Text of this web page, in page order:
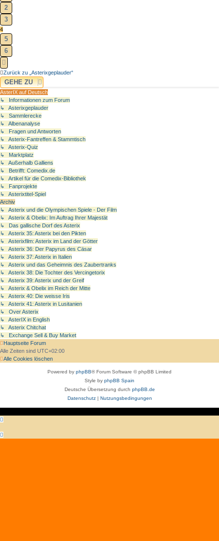
2
3
4
5
6
Zurück zu „Asterixgeplauder“
GEHE ZU
AsterIX auf Deutsch
↳ Informationen zum Forum
↳ Asterixgeplauder
↳ Sammlerecke
↳ Albenanalyse
↳ Fragen und Antworten
↳ Asterix-Fantreffen & Stammtisch
↳ Asterix-Quiz
↳ Marktplatz
↳ Außerhalb Galliens
↳ Betrifft: Comedix.de
↳ Artikel für die Comedix-Bibliothek
↳ Fanprojekte
↳ Asterixtitel-Spiel
Archiv
↳ Asterix und die Olympischen Spiele - Der Film
↳ Asterix & Obelix: Im Auftrag Ihrer Majestät
↳ Das gallische Dorf des Asterix
↳ Asterix 35: Asterix bei den Pikten
↳ Asterixfilm: Asterix im Land der Götter
↳ Asterix 36: Der Papyrus des Cäsar
↳ Asterix 37: Asterix in Italien
↳ Asterix und das Geheimnis des Zaubertranks
↳ Asterix 38: Die Tochter des Vercingetorix
↳ Asterix 39: Asterix und der Greif
↳ Asterix & Obelix im Reich der Mitte
↳ Asterix 40: Die weisse Iris
↳ Asterix 41: Asterix in Lusitanien
↳ Over Asterix
↳ AsterIX in English
↳ Asterix Chitchat
↳ Exchange Sell & Buy Market
Hauptseite Forum
Alle Zeiten sind UTC+02:00
Alle Cookies löschen
Powered by phpBB® Forum Software © phpBB Limited
Style by phpBB Spain
Deutsche Übersetzung durch phpBB.de
Datenschutz | Nutzungsbedingungen